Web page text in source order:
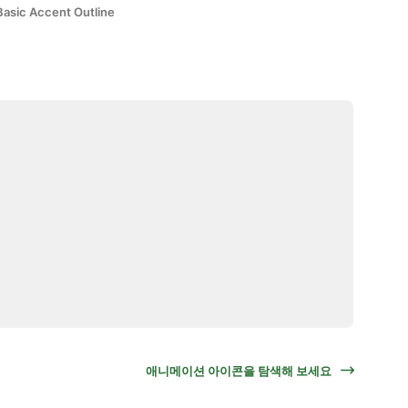
Accent Outline
애니메이션 아이콘을 탐색해 보세요